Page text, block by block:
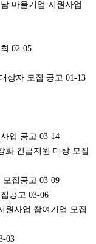
마을기업 지원사업
02-05
상자 모집 공고 01-13
업 공고 03-14
화 긴급지원 대상 모집
모집공고 03-09
공고 03-06
원사업 참여기업 모집
03